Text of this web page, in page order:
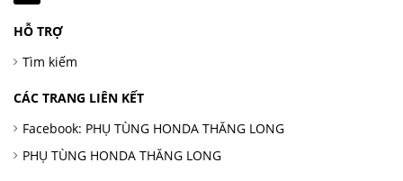
HỖ TRỢ
Tìm kiếm
CÁC TRANG LIÊN KẾT
Facebook: PHỤ TÙNG HONDA THĂNG LONG
PHỤ TÙNG HONDA THĂNG LONG